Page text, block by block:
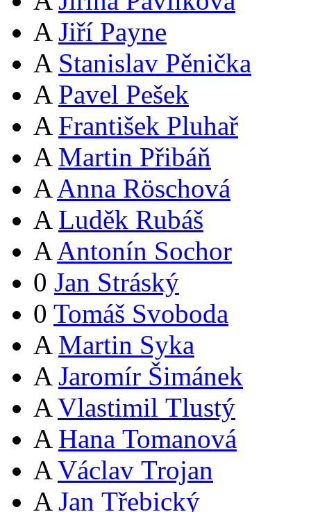
A Jiří Payne
A Stanislav Pěnička
A Pavel Pešek
A František Pluhař
A Martin Přibáň
A Anna Röschová
A Luděk Rubáš
A Antonín Sochor
0 Jan Stráský
0 Tomáš Svoboda
A Martin Syka
A Jaromír Šimánek
A Vlastimil Tlustý
A Hana Tomanová
A Václav Trojan
A Jan Třebický